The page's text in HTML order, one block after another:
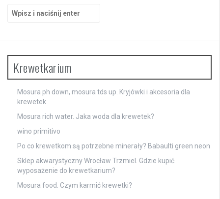
Krewetkarium
Mosura ph down, mosura tds up. Kryjówki i akcesoria dla
krewetek
Mosura rich water. Jaka woda dla krewetek?
wino primitivo
Po co krewetkom są potrzebne minerały? Babaulti green neon
Sklep akwarystyczny Wrocław Trzmiel. Gdzie kupić
wyposażenie do krewetkarium?
Mosura food. Czym karmić krewetki?